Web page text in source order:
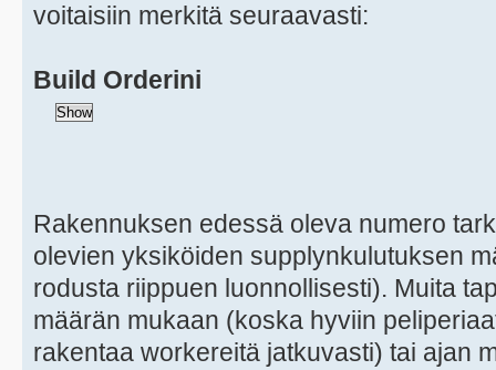
voitaisiin merkitä seuraavasti:
Build Orderini
Rakennuksen edessä oleva numero
olevien yksiköiden supplynkulutuksen
rodusta riippuen luonnollisesti). Muita
määrän mukaan (koska hyviin
rakentaa workereitä jatkuvasti) tai ajan